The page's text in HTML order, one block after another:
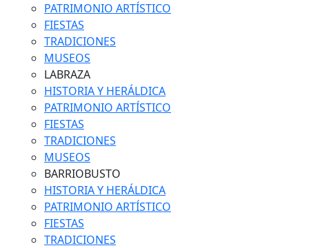
PATRIMONIO ARTÍSTICO
FIESTAS
TRADICIONES
MUSEOS
LABRAZA
HISTORIA Y HERÁLDICA
PATRIMONIO ARTÍSTICO
FIESTAS
TRADICIONES
MUSEOS
BARRIOBUSTO
HISTORIA Y HERÁLDICA
PATRIMONIO ARTÍSTICO
FIESTAS
TRADICIONES